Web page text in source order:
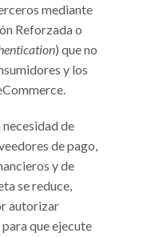
mediante
Reforzada o
) que no
y los
de
de pago,
y de
se reduce,
autorizar
que ejecute